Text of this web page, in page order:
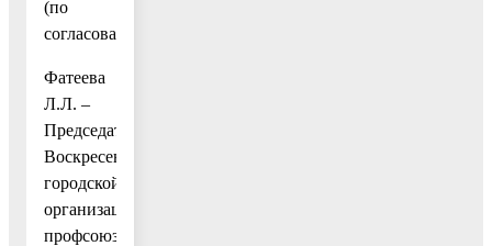
(по
согласованию);
Фатеева
Л.Л. –
Председатель
Воскресенской
городской
организации
профсоюза